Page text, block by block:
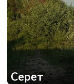
Серет